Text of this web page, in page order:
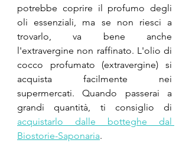
potrebbe coprire il profumo degli
oli essenziali, ma se non riesci a
trovarlo, va bene anche
l'extravergine non raffinato. L'olio di
cocco profumato (extravergine) si
acquista facilmente nei
supermercati. Quando passerai a
acquistarlo dalle botteghe dal
Biostorie-Saponaria.